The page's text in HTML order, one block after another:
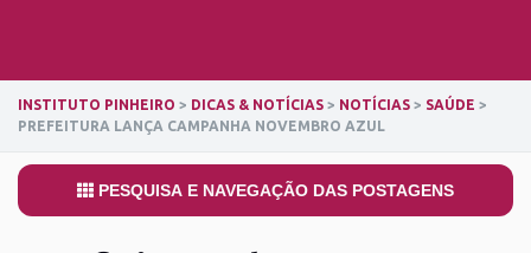
INSTITUTO PINHEIRO > DICAS & NOTÍCIAS > NOTÍCIAS > SAÚDE >
PREFEITURA LANÇA CAMPANHA NOVEMBRO AZUL
PESQUISA E NAVEGAÇÃO DAS POSTAGENS